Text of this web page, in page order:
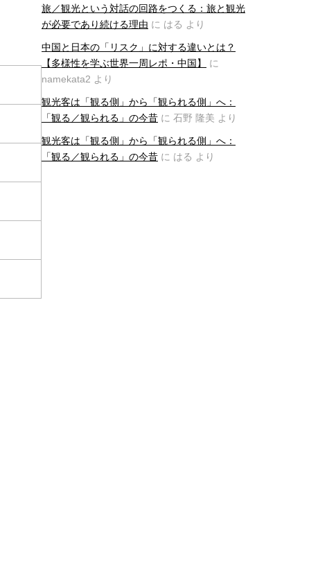
旅／観光という対話の回路をつくる：旅と観光
が必要であり続ける理由 に はる より
中国と日本の「リスク」に対する違いとは？
【多様性を学ぶ世界一周レポ・中国】
に
namekata2 より
観光客は「観る側」から「観られる側」へ：
「観る／観られる」の今昔 に 石野 隆美 より
観光客は「観る側」から「観られる側」へ：
「観る／観られる」の今昔 に はる より